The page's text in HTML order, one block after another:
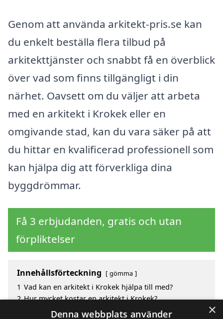
Genom att använda arkitekt-pris.se kan
du enkelt beställa flera tilbud på
arkitekttjänster och snabbt få en överblick
över vad som finns tillgängligt i din
närhet. Oavsett om du väljer att arbeta
med en arkitekt i Krokek eller en
omgivande stad, kan du vara säker på att
du hittar en kvalificerad professionell som
kan hjälpa dig att förverkliga dina
byggdrömmar.
Få 3 erbjudanden, gratis och utan
förpliktelser
Innehållsförteckning gömma
1 Vad kan en arkitekt i Krokek hjälpa till med?
2 Hur mycket kostar en arkitekt i Krokek?
Fördelar med att välja arkitekt i Krokek
×
Denna webbplats använder